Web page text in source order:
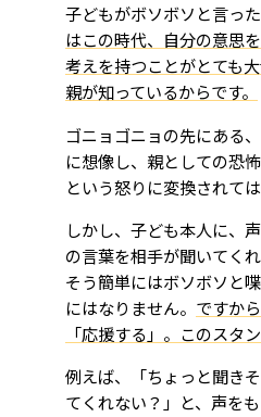
子どもがボソボソと言っ
はこの時代、自分の意思
考えを持つことがとても
親が知っているからです。
ゴニョゴニョの先にある
に想像し、親としての恐
という怒りに変換されて
しかし、子ども本人に、
の言葉を相手が聞いてく
そう簡単にはボソボソと
にはなりません。 ですか
「応援する」。このスタ
例えば、「ちょっと聞き
てくれない？」と、声を